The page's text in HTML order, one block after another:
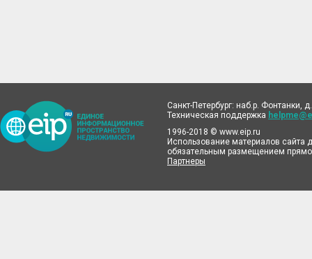
Санкт-Петербург: наб.р. Фонтанки,
Техническая поддержка
1996-2018 © www.eip.ru
Использование материалов сайта
обязательным размещением
Партнеры